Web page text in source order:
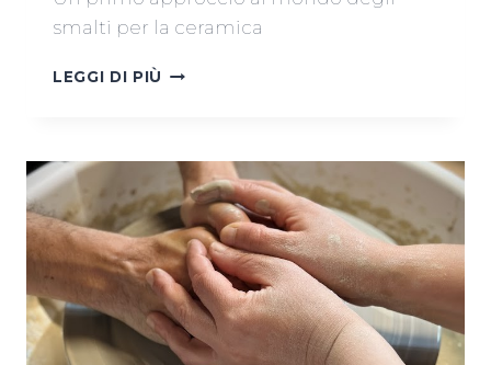
smalti per la ceramica
LEGGI DI PIÙ CORSO